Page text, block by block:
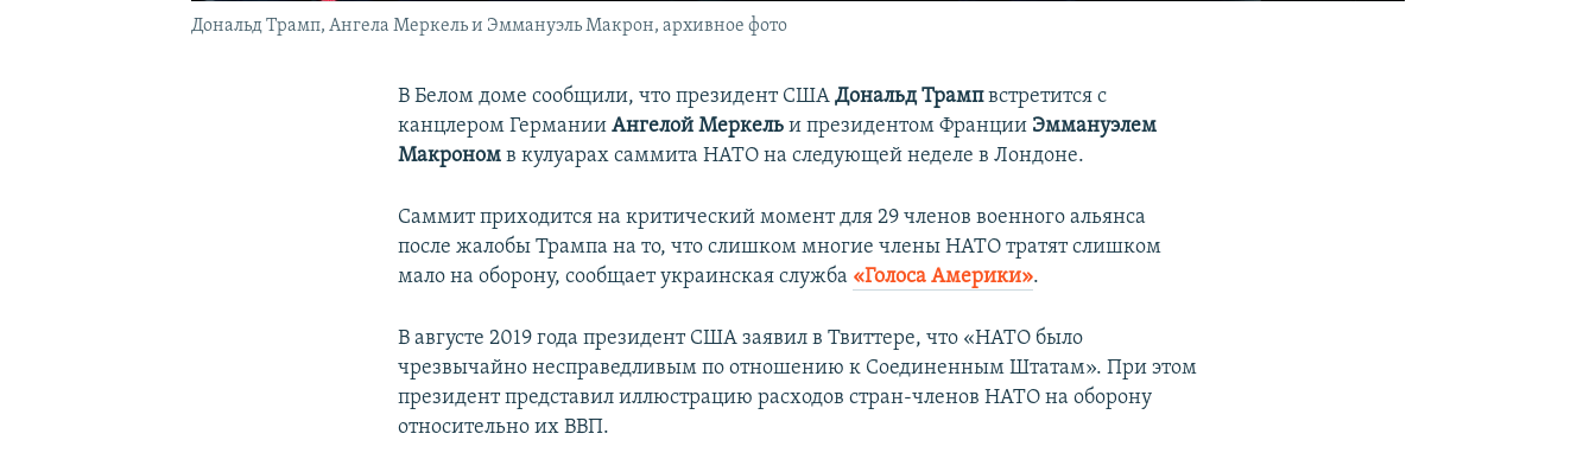
Дональд Трамп, Ангела Меркель и Эммануэль Макрон, архивное фото
В Белом доме сообщили, что президент СШАДональд Трампвстретится с
канцлером ГерманииАнгелой Меркель и президентом Франции Эммануэлем
Макроном в кулуарах саммита НАТО на следующей неделе в Лондоне.
Саммит приходится на критический момент для 29 членов военного альянса
после жалобы Трампа на то, что слишком многие члены НАТО тратят слишком
мало на оборону, сообщает украинская служба «Голоса Америки».
В августе 2019 года президент США заявил в Твиттере, что «НАТО было
чрезвычайно несправедливым по отношению к Соединенным Штатам». При этом
президент представил иллюстрацию расходов стран-членов НАТО на оборону
относительно их ВВП.